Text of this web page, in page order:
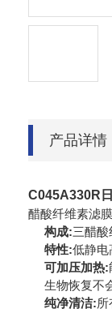
产品详情
C045A330R
醋酸纤维素滤膜
构成:三醋
特性:低静电
可加压加热:
生物恢复不
纯净清洁: